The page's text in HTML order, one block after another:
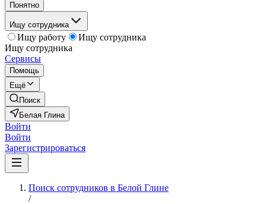
Понятно
Ищу сотрудника
Ищу работу
Ищу сотрудника
Ищу сотрудника
Сервисы
Помощь
Ещё
Поиск
Белая Глина
Войти
Войти
Зарегистрироваться
Поиск сотрудников в Белой Глине
/